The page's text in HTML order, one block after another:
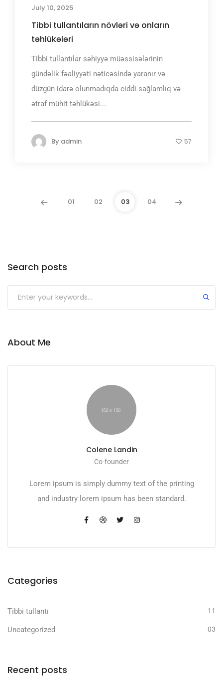
July 10, 2025
Tibbi tullantıların növləri və onların
təhlükələri
Tibbi tullantılar səhiyyə müəssisələrinin
gündəlik fəaliyyəti nəticəsində yaranır və
düzgün idarə olunmadıqda ciddi sağlamlıq və
ətraf mühit təhlükəsi...
By admin 57
01 02 03 04
Search posts
About Me
Colene Landin
Co-founder
Lorem ipsum is simply dummy text of the printing
and industry lorem ipsum has been standard.
Categories
Tibbi tullantı 11
Uncategorized 03
Recent posts